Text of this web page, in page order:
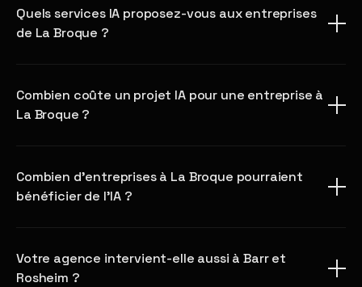
Quels services IA proposez-vous aux entreprises
de La Broque ?
Combien coûte un projet IA pour une entreprise à
La Broque ?
Combien d'entreprises à La Broque pourraient
bénéficier de l'IA ?
Votre agence intervient-elle aussi à Barr et
Rosheim ?